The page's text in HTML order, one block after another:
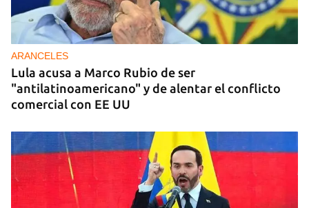
ARANCELES
Lula acusa a Marco Rubio de ser
"antilatinoamericano" y de alentar el conflicto
comercial con EE UU